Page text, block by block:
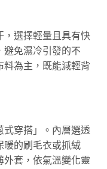
，選擇輕量且具有快
避免濕冷引發的不
料為主，既能減輕背
式穿搭」。內層選透
暖的刷毛衣或抓絨
外套，依氣溫變化靈